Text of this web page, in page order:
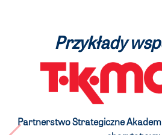
Przykłady
Partnerstwo Strategiczne